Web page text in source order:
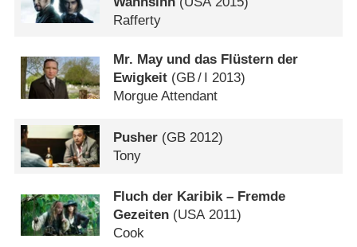
Rafferty
Mr. May und das Flüstern der
Ewigkeit (GB/ I 2013)
Morgue Attendant
Pusher (GB 2012)
Tony
Fluch der Karibik – Fremde
Gezeiten (USA2011)
Cook